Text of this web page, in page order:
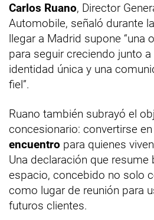
Carlos Ruano, Director
Automobile, señaló durante
llegar a Madrid supone “una
para seguir creciendo junto
identidad única y una
fiel”.
Ruano también subrayó el
concesionario: convertirse en
encuentro para quienes
Una declaración que resume
espacio, concebido no solo
como lugar de reunión para
futuros clientes.